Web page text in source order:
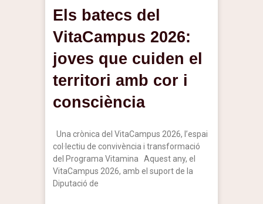
Els batecs del
VitaCampus 2026:
joves que cuiden el
territori amb cor i
consciència
Una crònica del VitaCampus 2026, l’espai
col·lectiu de convivència i transformació
del Programa Vitamina Aquest any, el
VitaCampus 2026, amb el suport de la
Diputació de